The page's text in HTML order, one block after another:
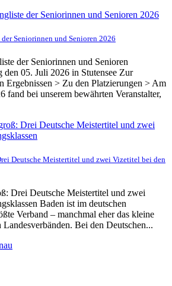
Seniorinnen und Senioren 2026
der Seniorinnen und Senioren
den 05. Juli 2026 in Stutensee Zur
Ergebnissen > Zu den Platzierungen > Am
fand bei unserem bewährten Veranstalter,
Deutsche Meistertitel und zwei Vizetitel bei den
Drei Deutsche Meistertitel und zwei
Baden ist im deutschen
Verband – manchmal eher das kleine
Bei den Deutschen...